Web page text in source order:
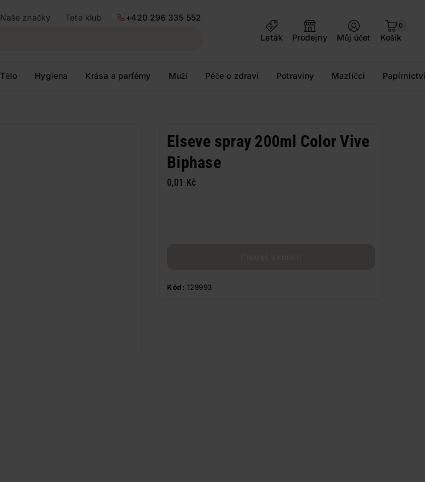
Naše značky Teta klub
+420 296 335 552
Leták
Prodejny Můj účet
0
Košík
Tělo Hygiena Krása a parfémy Muži Péče o zdraví Potraviny Mazlíčci
Elseve spray 200ml Color Vive
Biphase
0,01 Kč
Kód: 129993